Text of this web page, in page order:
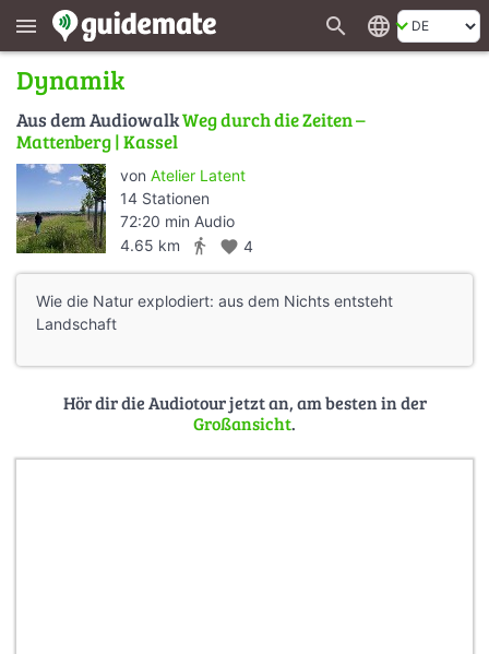
menu search language
Dynamik
Aus dem AudiowalkWeg durch die Zeiten –
Mattenberg | Kassel
von Atelier Latent
14 Stationen
72:20 min Audio
4.65 km
directions_walk favorite 4
Wie die Natur explodiert: aus dem Nichts entsteht
Landschaft
Hör dir die Audiotour jetzt an, am besten in der
Großansicht.